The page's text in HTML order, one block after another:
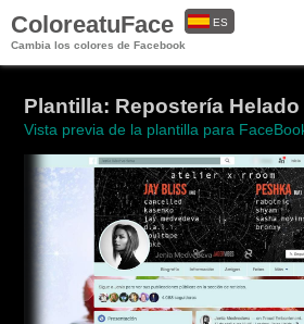
ColoreatuFace
Cambia los colores de Facebook
ES
Plantilla: Repostería Helado
Vista previa de la plantilla para